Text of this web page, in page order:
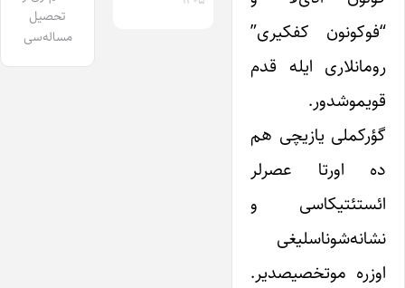
“فوکونون کفکیری”
رومانلاری ایله قدم
قویموشدور.
گؤرکملی یازیچی هم
ده اورتا عصرلر
ائستئتیکاسی و
نشانه‌شوناسلیغی
اوزره موتخصیصدیر.
تحصیل
مساله‌سی